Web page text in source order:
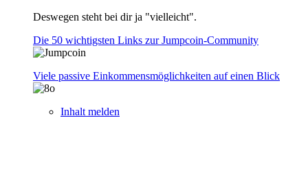
Deswegen steht bei dir ja "vielleicht".
Die 50 wichtigsten Links zur Jumpcoin-Community
Viele passive Einkommensmöglichkeiten auf einen Blick
Inhalt melden